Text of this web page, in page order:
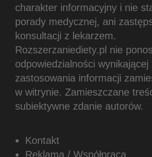
charakter informacyjny i nie
porady medycznej, ani
konsultacji z lekarzem.
Rozszerzaniediety.pl nie
odpowiedzialności wynikającej
zastosowania informacji
w witrynie. Zamieszczane
subiektywne zdanie autorów.
Kontakt
Reklama / Współpraca